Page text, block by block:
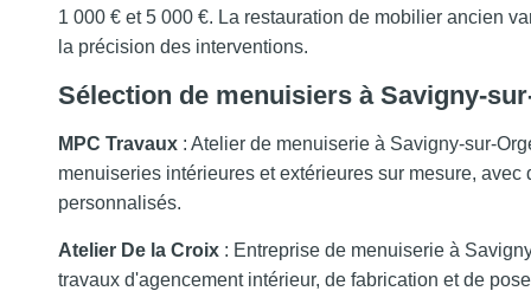
1 000 € et 5 000 €. La restauration de mobilier ancien
la précision des interventions.
Sélection de menuisiers à Savigny-
MPC Travaux : Atelier de menuiserie à Savigny-sur-
menuiseries intérieures et extérieures sur mesure,
personnalisés.
Atelier De la Croix : Entreprise de menuiserie à
travaux d'agencement intérieur, de fabrication et de